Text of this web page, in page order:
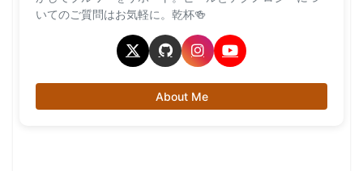
いてのご質問はお気軽に。乾杯🍻
About Me